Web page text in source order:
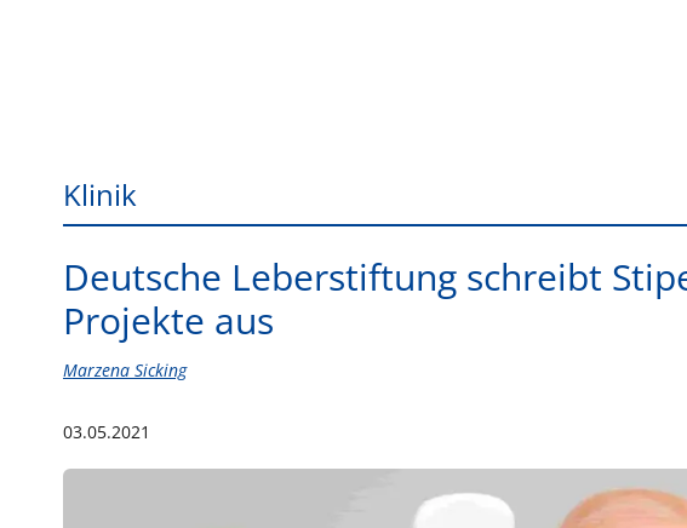
Klinik
Deutsche Leberstiftung schreibt
Projekte aus
Marzena Sicking
03.05.2021